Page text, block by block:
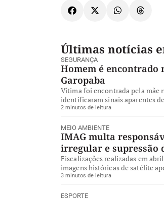
Últimas notícias
SEGURANÇA
Homem é encontrado
Garopaba
Vítima foi encontrada pela mãe
identificaram sinais aparentes
2 minutos de leitura
MEIO AMBIENTE
IMAG multa
irregular e supressão
Fiscalizações realizadas em
imagens históricas de satélite
3 minutos de leitura
ESPORTE